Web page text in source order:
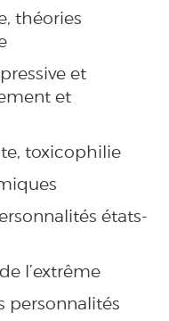
théories
et
et
toxicophilie
états-
l’extrême
personnalités